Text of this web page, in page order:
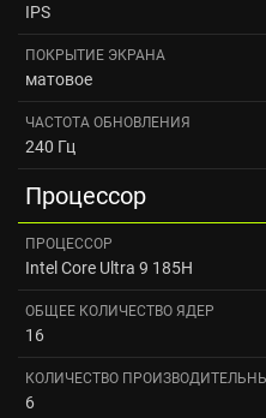
IPS
ПОКРЫТИЕ ЭКРАНА
матовое
ЧАСТОТА ОБНОВЛЕНИЯ
240 Гц
Процессор
ПРОЦЕССОР
Intel Core Ultra 9 185H
ОБЩЕЕ КОЛИЧЕСТВО ЯДЕР
16
КОЛИЧЕСТВО
6